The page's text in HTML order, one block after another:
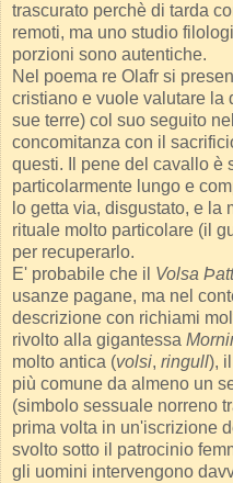
trascurato perchè di tarda
remoti, ma uno studio
porzioni sono autentiche.
Nel poema re Olafr si
cristiano e vuole valutare la
sue terre) col suo seguito
concomitanza con il
questi. Il pene del cavallo è
particolarmente lungo e
lo getta via, disgustato, e la
rituale molto particolare (il
per recuperarlo.
E' probabile che il Volsa
usanze pagane, ma nel
descrizione con richiami
rivolto alla gigantessa
molto antica (volsi, ringull),
più comune da almeno un
(simbolo sessuale norreno
prima volta in un'iscrizione
svolto sotto il patrocinio
gli uomini intervengono